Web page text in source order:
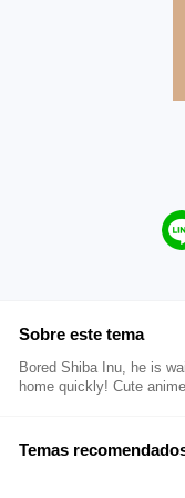
Sobre este tema
Bored Shiba Inu, he is
home quickly! Cute
Temas